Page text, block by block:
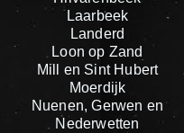
Laarbeek
Landerd
Loon op Zand
Mill en Sint Hubert
Moerdijk
Nuenen, Gerwen en
Nederwetten